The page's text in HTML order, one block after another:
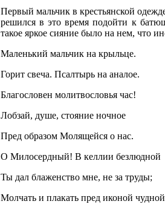
Первый мальчик в крестьянской
решился в это время подойти к
такое яркое сияние было на нем, что
Маленький мальчик на крыльце.
Горит свеча. Псалтырь на аналое.
Благословен молитвословья час!
Лобзай, душе, стояние ночное
Пред образом Молящейся о нас.
О Милосердный! В келлии безлюдной
Ты дал блаженство мне, не за труды;
Молчать и плакать пред иконой